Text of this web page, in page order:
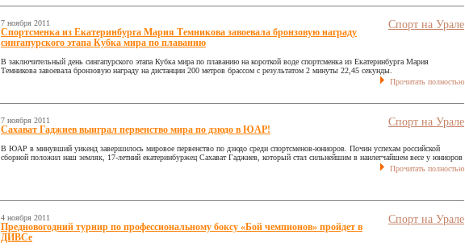
Спорт на Урале
7 ноября 2011
Спортсменка из Екатеринбурга Мария Темникова завоевала бронзовую награду
сингапурского этапа Кубка мира по плаванию
В заключительный день сингапурского этапа Кубка мира по плаванию на короткой воде спортсменка из Екатеринбурга Мария
Темникова завоевала бронзовую награду на дистанции 200 метров брассом с результатом 2 минуты 22,45 секунды.
Прочитать полностью
Спорт на Урале
7 ноября 2011
Сахават Гаджиев выиграл первенство мира по дзюдо в ЮАР!
В ЮАР в минувший уикенд завершилось мировое первенство по дзюдо среди спортсменов-юниоров. Почин успехам российской
сборной положил наш земляк, 17-летний екатеринбуржец Сахават Гаджиев, который стал сильнейшим в наилегчайшем весе у юниоров
Прочитать полностью
Спорт на Урале
4 ноября 2011
Предновогодний турнир по профессиональному боксу «Бой чемпионов» пройдет в
ДИВСе